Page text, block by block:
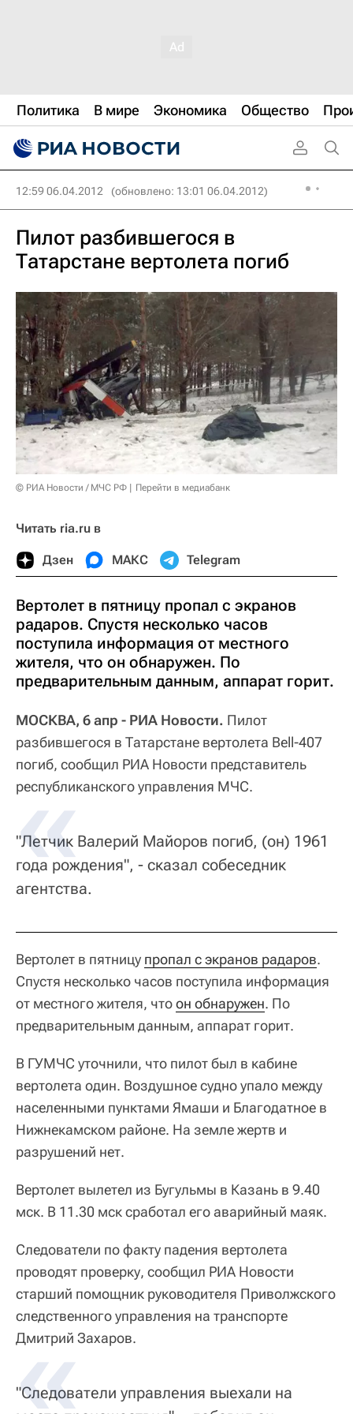
Политика В мире Экономика Общество
12:59 06.04.2012 (обновлено: 13:01 06.04.2012)
Пилот разбившегося в
Татарстане вертолета погиб
© РИА Новости / МЧС РФ Перейти в медиабанк
Читать ria.ru в
Дзен МАКС Telegram
Вертолет в пятницу пропал с экранов
радаров. Спустя несколько часов
поступила информация от местного
жителя, что он обнаружен. По
предварительным данным, аппарат горит.
МОСКВА, 6 апр - РИА Новости. Пилот
разбившегося в Татарстане вертолета Bell-407
погиб, сообщил РИА Новости представитель
республиканского управления МЧС.
"Летчик Валерий Майоров погиб, (он) 1961
года рождения", - сказал собеседник
агентства.
Вертолет в пятницу пропал с экранов радаров.
Спустя несколько часов поступила информация
от местного жителя, чтоон обнаружен. По
предварительным данным, аппарат горит.
В ГУМЧС уточнили, что пилот был в кабине
вертолета один. Воздушное судно упало между
населенными пунктами Ямаши и Благодатное в
Нижнекамском районе. На земле жертв и
разрушений нет.
Вертолет вылетел из Бугульмы в Казань в 9.40
мск. В 11.30 мск сработал его аварийный маяк.
Следователи по факту падения вертолета
проводят проверку, сообщил РИА Новости
старший помощник руководителя Приволжского
следственного управления на транспорте
Дмитрий Захаров.
"Следователи управления выехали на